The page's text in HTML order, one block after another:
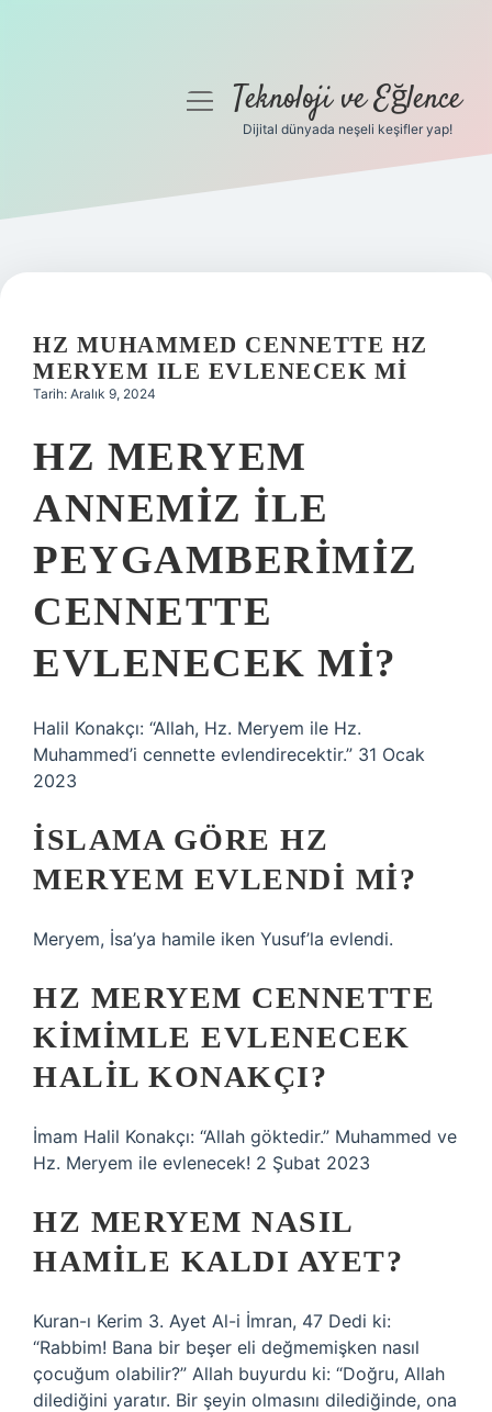
Gizlilik Politikası
Yasal Uyarı
menüyüTeknoloji ve Eğlence
Dijital dünyada neşeli keşifler yap!
HZ MUHAMMED CENNETTE HZ
MERYEM ILE EVLENECEK MI
Tarih: Aralık 9, 2024
HZ MERYEM
ANNEMIZ ILE
PEYGAMBERIMIZ
CENNETTE
EVLENECEK MI?
Halil Konakçı: “Allah, Hz. Meryem ile Hz.
Muhammed’i cennette evlendirecektir.” 31 Ocak
2023
İSLAMA GÖRE HZ
MERYEM EVLENDI MI?
Meryem, İsa’ya hamile iken Yusuf’la evlendi.
HZ MERYEM CENNETTE
KIMIMLE EVLENECEK
HALIL KONAKÇI?
İmam Halil Konakçı: “Allah göktedir.” Muhammed ve
Hz. Meryem ile evlenecek! 2 Şubat 2023
HZ MERYEM NASIL
HAMILE KALDI AYET?
Kuran-ı Kerim 3. Ayet Al-i İmran, 47 Dedi ki:
“Rabbim! Bana bir beşer eli değmemişken nasıl
çocuğum olabilir?” Allah buyurdu ki: “Doğru, Allah
dilediğini yaratır. Bir şeyin olmasını dilediğinde, ona